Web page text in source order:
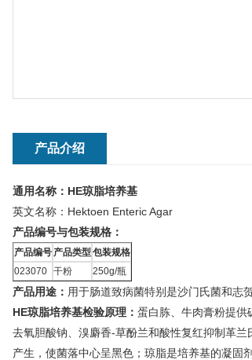
产品介绍
通用名称：HE琼脂培养基
英文名称：Hektoen Enteric Agar
产品编号与包装规格：
产品编号 产品类型包装规格
023070 干粉 250g/瓶
产品用途： 用于肠道致病菌特别是沙门氏菌和志
HE琼脂培养基检验原理： 蛋白胨、牛肉膏粉提供
去氧胆酸钠、溴麝香-草酚兰和酸性复红抑制革
产生，使菌落中心呈黑色；琼脂是培养基的凝固